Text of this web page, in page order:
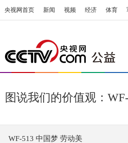
央视网首页 新闻 视频 经济 体育
图说我们的价值观：
WF-513 中国梦 劳动美